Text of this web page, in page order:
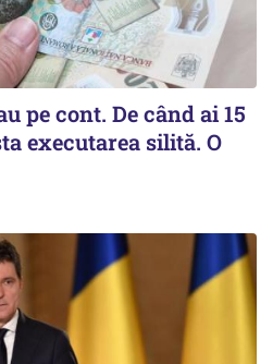
pe cont. De când ai 15
executarea silită. O